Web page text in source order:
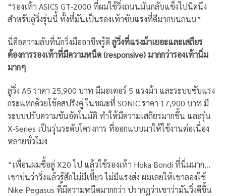
“รองเท้า ASICS GT-2000 ที่ผมใช้วิ่งถนนมันกลับแข็งไปนิดนึง
สำหรับลู่วิ่งรุ่นนี้ ทั้งที่มันเป็นรองเท้าซับแรงที่ดีมากบนถนน”
นี่คือความลับที่นักวิ่งมืออาชีพรู้ดี ลู่วิ่งที่แรงม้าเยอะและเสถียร
ต้องการรองเท้าที่มีความหนืด (responsive) มากกว่ารองเท้านิ่ม
มากๆ
ลู่วิ่ง A5 ราคา 25,900 บาท มีมอเตอร์ 5 แรงม้า และระบบซับแรง
กระแทกด้วยโช้คสปริงคู่ ในขณะที่ SONIC ราคา 17,900 บาท มี
ระบบปรับความชันอัตโนมัติ ทำให้มีความเสถียรมากขึ้น และรุ่น
X-Series เป็นรุ่นระดับโครงการ ที่ออกแบบมาให้ใช้งานต่อเนื่อง
หลายชั่วโมง
“เพื่อนผมซื้อลู่ X20 ไป แล้วใช้รองเท้า Hoka Bondi ที่นิ่มมาก…
เขาบ่นว่าวิ่งแล้วรู้สึกไม่มีเขี้ยว ไม่มีแรงส่ง ผมเลยให้เขาลองใช้
Nike Pegasus ที่มีความหนืดมากกว่า ปรากฏว่าเขาว่ามันวิ่งดีขึ้น